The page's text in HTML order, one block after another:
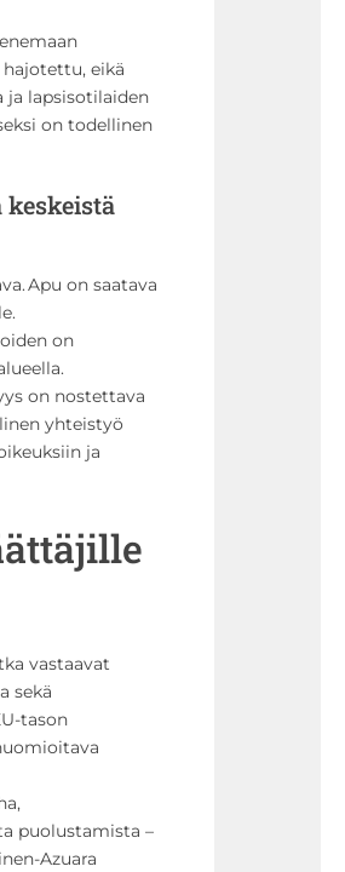
hajotettu, eikä
ja lapsisotilaiden
on todellinen
keskeistä
Apu on saatava
on
on nostettava
yhteistyö
ja
vastaavat
sekä
tason
puolustamista –
Azuara